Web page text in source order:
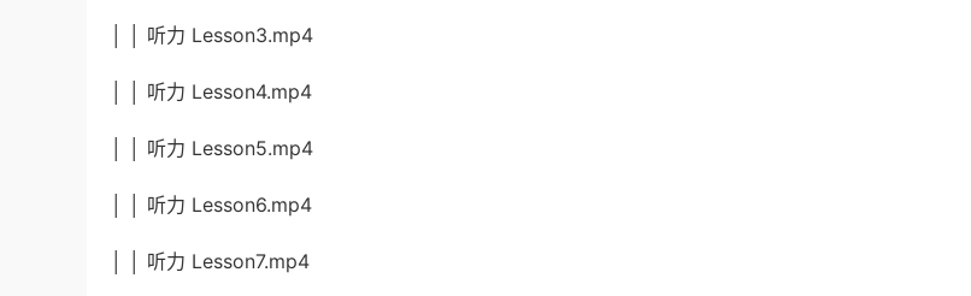
│ │ 听力 Lesson3.mp4
│ │ 听力 Lesson4.mp4
│ │ 听力 Lesson5.mp4
│ │ 听力 Lesson6.mp4
│ │ 听力 Lesson7.mp4